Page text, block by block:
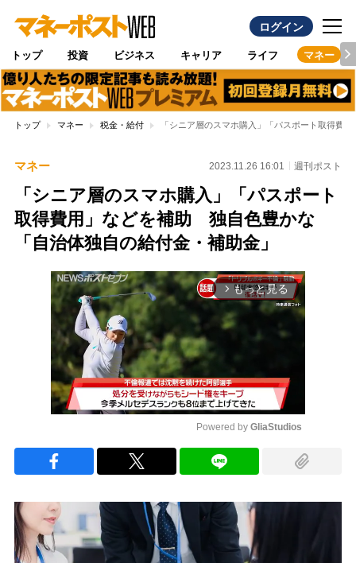
ログイン
トップ 投資 ビジネス キャリア ライフ マネー
トップ マネー 税金・給付 「シニア層のスマホ購入」「パスポート取得費
マネー 2023.11.26 16:01 週刊ポスト
「シニア層のスマホ購入」「パスポート
取得費用」などを補助 独自色豊かな
「自治体独自の給付金・補助金」
arrow_forward_ios もっと見る
Powered by GliaStudios